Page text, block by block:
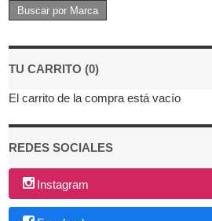
TU CARRITO (0)
El carrito de la compra está vacío
REDES SOCIALES
Instagram